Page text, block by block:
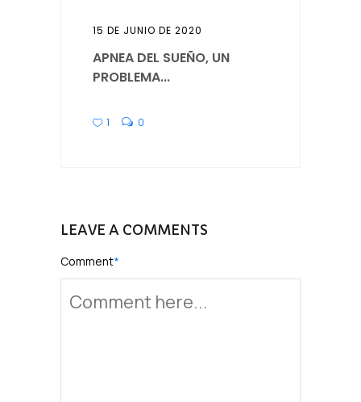
15 DE JUNIO DE 2020
APNEA DEL SUEÑO, UN
PROBLEMA...
1 0
LEAVE A COMMENTS
Comment*